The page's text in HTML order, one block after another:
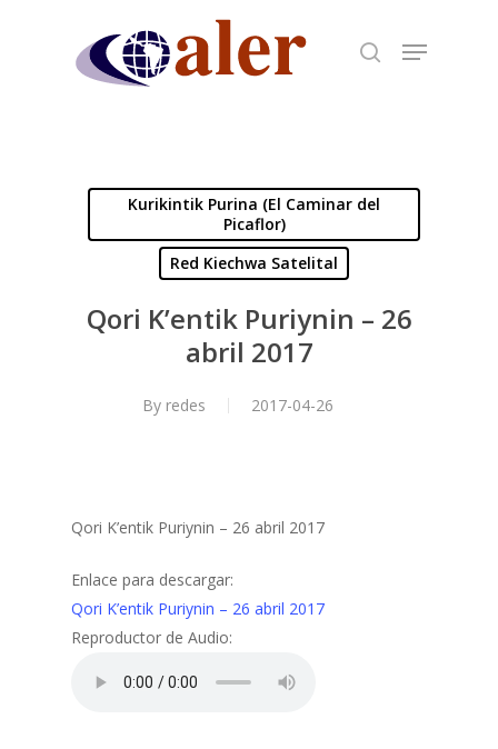
Kurikintik Purina (El Caminar del
Picaflor)
Red Kiechwa Satelital
Qori K’entik Puriynin – 26
abril 2017
By redes 2017-04-26
Qori K’entik Puriynin – 26 abril 2017
Enlace para descargar:
Qori K’entik Puriynin – 26 abril 2017
Reproductor de Audio: